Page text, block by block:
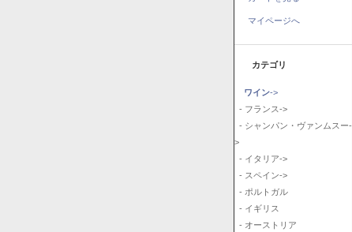
マイページへ
カテゴリ
ワイン->
- フランス->
- シャンパン・ヴァンムスー-
>
- イタリア->
- スペイン->
- ポルトガル
- イギリス
- オーストリア